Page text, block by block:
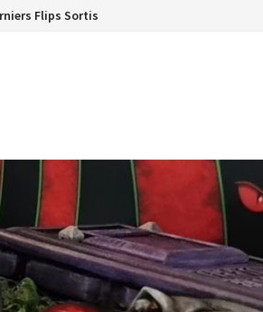
Flips Sortis